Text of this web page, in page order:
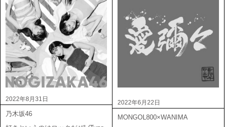
2022年8月31日
乃木坂46
2022年6月22日
MONGOL800×WANIMA